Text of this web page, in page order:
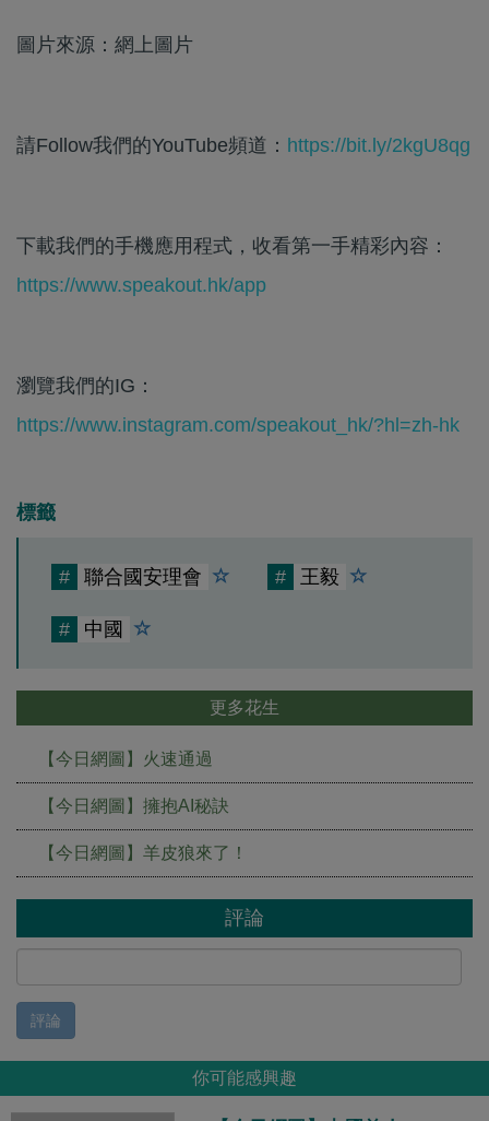
圖片來源：網上圖片
請Follow我們的YouTube頻道： https://bit.ly/2kgU8qg
下載我們的手機應用程式，收看第一手精彩內容：
https://www.speakout.hk/app
瀏覽我們的IG：
https://www.instagram.com/speakout_hk/?hl=zh-hk
標籤
# 聯合國安理會 # 王毅
# 中國
更多花生
【今日網圖】火速通過
【今日網圖】擁抱AI秘訣
【今日網圖】羊皮狼來了！
評論
評論
你可能感興趣